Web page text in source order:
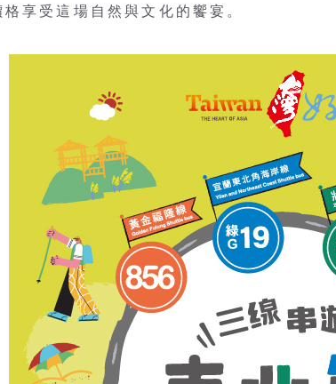
享受這場自然與文化的饗宴。